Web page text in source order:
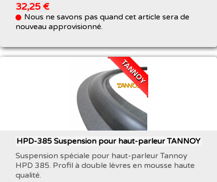
32,25 €
Nous ne savons pas quand cet article sera de
nouveau approvisionné.
TANNOY
HPD-385 Suspension pour haut-parleur TANNOY
Suspension spéciale pour haut-parleur Tannoy
HPD 385. Profil à double lèvres en mousse haute
qualité.